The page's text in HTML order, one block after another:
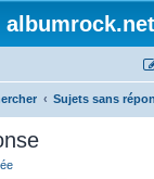
albumrock.net
Sujets sans